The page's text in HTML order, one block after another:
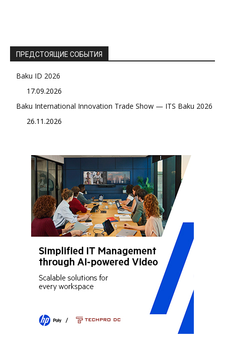
ПРЕДСТОЯЩИЕ СОБЫТИЯ
Baku ID 2026
17.09.2026
Baku International Innovation Trade Show — ITS Baku 2026
26.11.2026